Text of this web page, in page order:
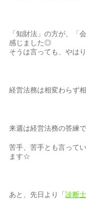
「知財法」の方が、「
感じました◎
そうは言っても、やは
経営法務は相変わらず
来週は経営法務の答練で
苦手、苦手とも言って
ます☆
あと、先日より「診断